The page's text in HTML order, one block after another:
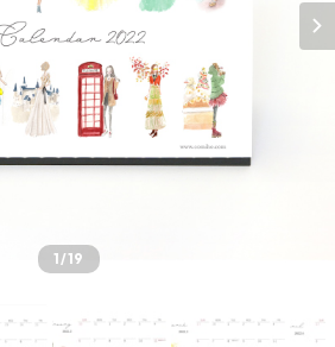
1/19